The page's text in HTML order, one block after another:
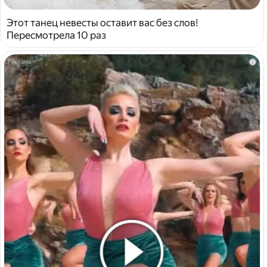
Этот танец невесты оставит вас без слов!
Пересмотрела 10 раз
i